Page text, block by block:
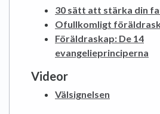
30 sätt att stärka din
Ofullkomligt
Föräldraskap: De 14
evangelieprinciperna
Videor
Välsignelsen